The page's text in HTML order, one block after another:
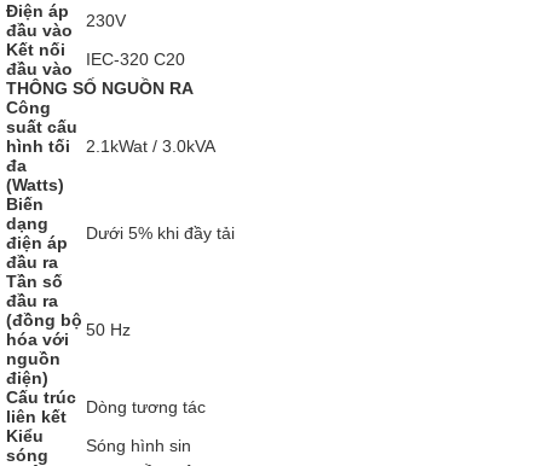
Điện áp
đầu vào
230V
Kết nối
đầu vào
IEC-320 C20
THÔNG SỐ NGUỒN RA
Công
suất cấu
hình tối
đa
(Watts)
2.1kWat / 3.0kVA
Biến
dạng
điện áp
đầu ra
Dưới 5% khi đầy tải
Tần số
đầu ra
(đồng bộ
hóa với
nguồn
điện)
50 Hz
Cấu trúc
liên kết
Dòng tương tác
Kiểu
sóng
Sóng hình sin